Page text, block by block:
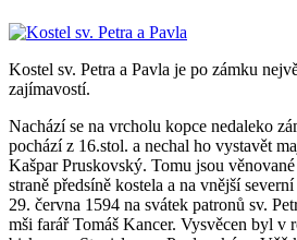
Kostel sv. Petra a Pavla je po zámku
zajímavostí.
Nachází se na vrcholu kopce nedaleko
pochází z 16.stol. a nechal ho vystavět
Kašpar Pruskovský. Tomu jsou
straně předsíně kostela a na vnější
29. června 1594 na svátek patronů sv.
mši farář Tomáš Kancer. Vysvěcen byl v